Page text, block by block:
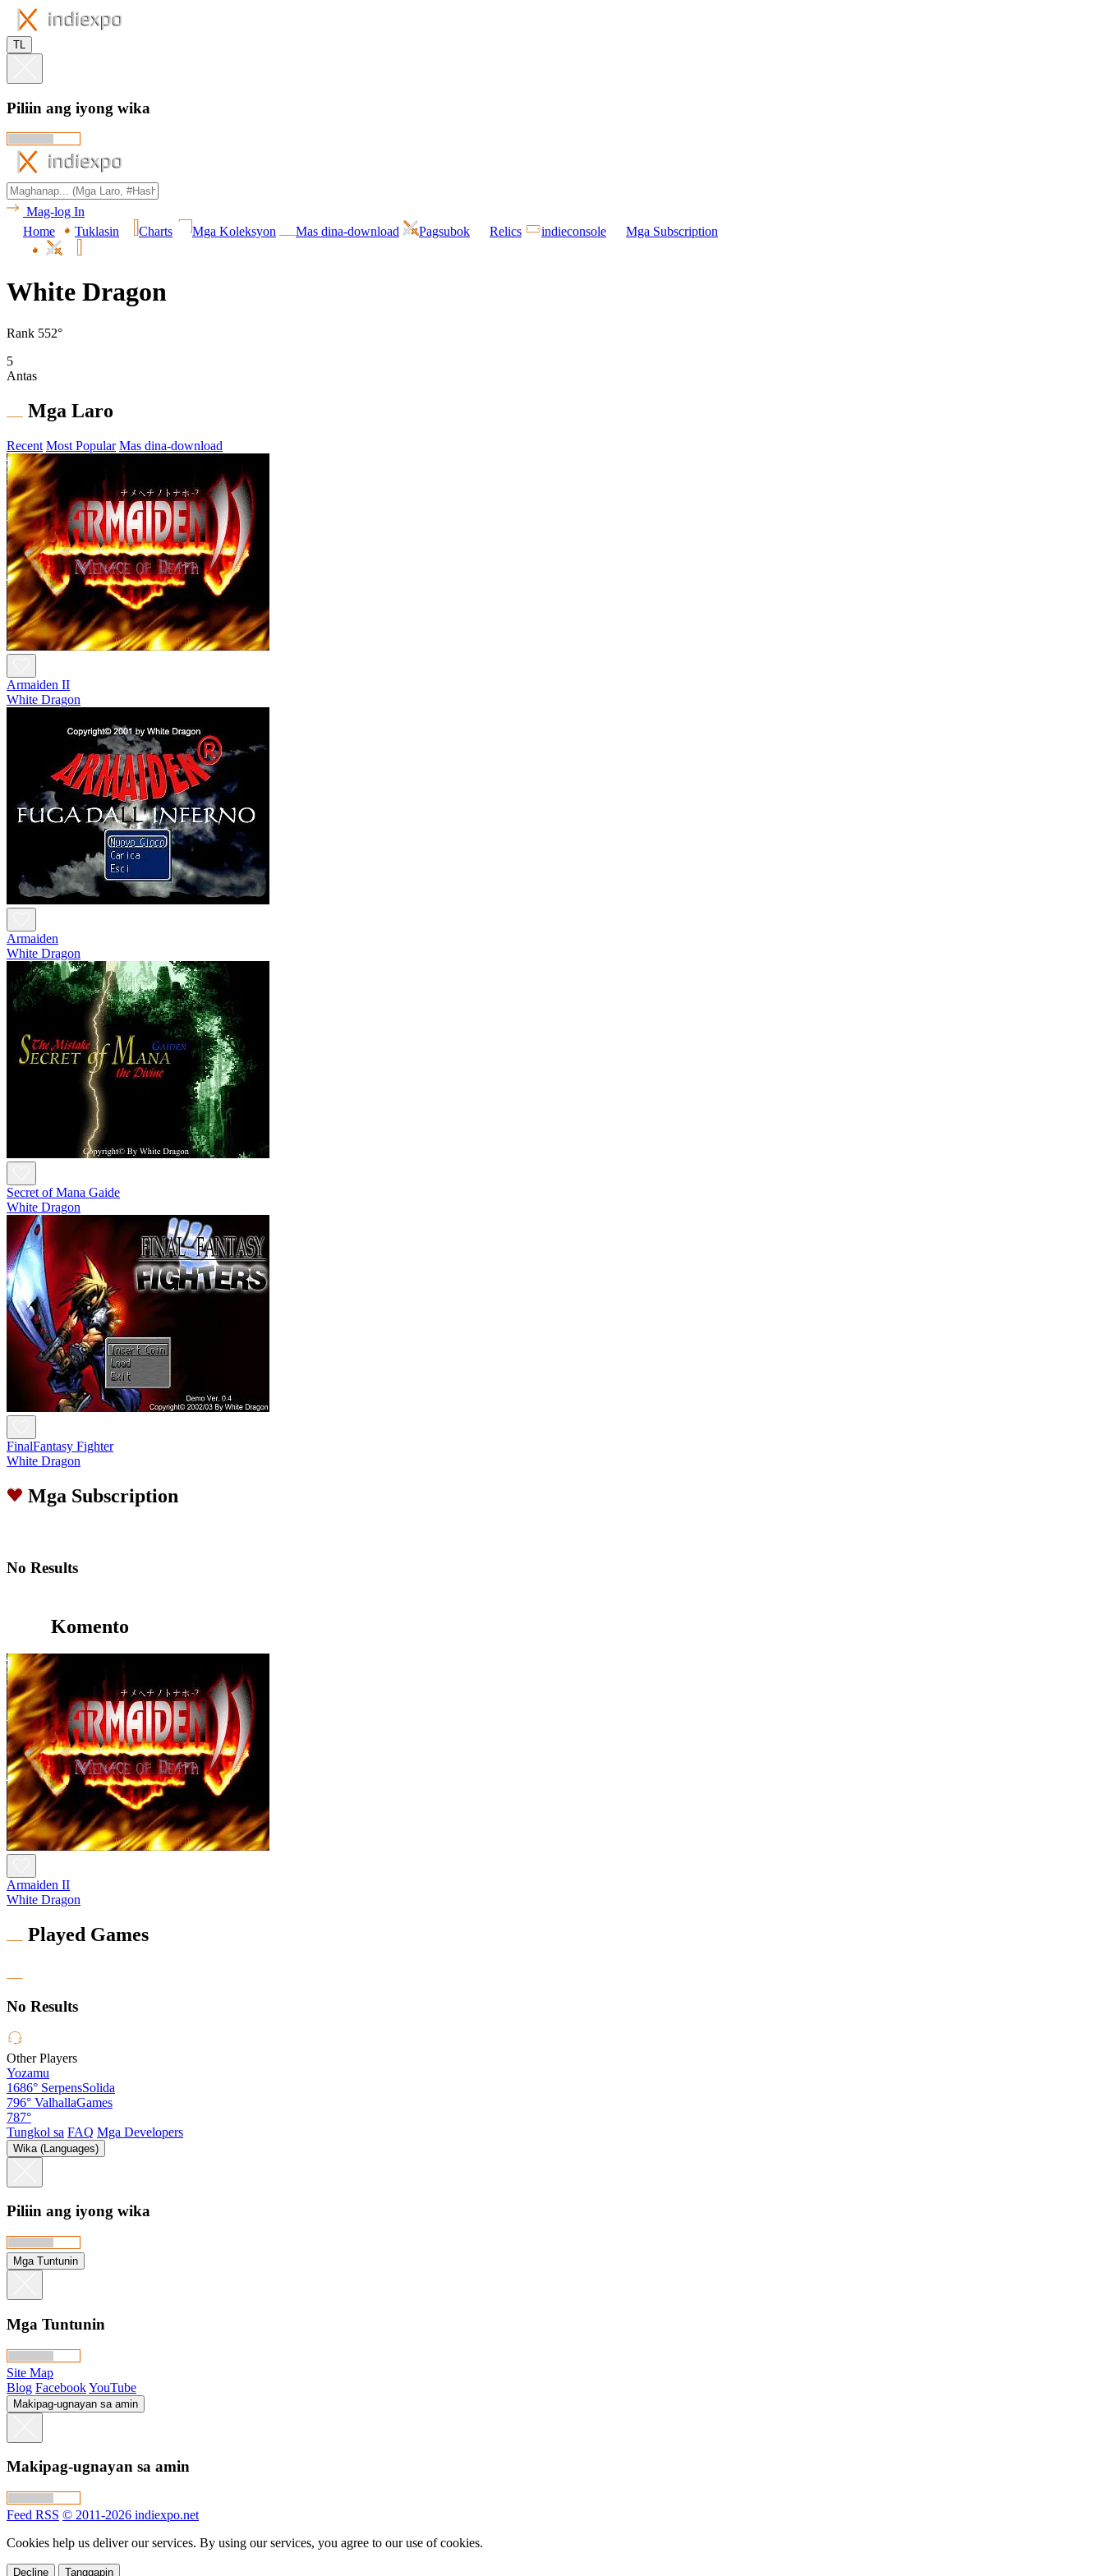
TL
Piliin ang iyong wika
Mag-log In
Home
Tuklasin Charts Mga Koleksyon Mas dina-download Pagsubok Relics indieconsole Mga Subscription
White Dragon
Rank 552°
5
Antas
Mga Laro
Recent Most Popular Mas dina-download
Armaiden II
White Dragon
Armaiden
White Dragon
Secret of Mana Gaide
White Dragon
FinalFantasy Fighter
White Dragon
Mga Subscription
No Results
Komento
Armaiden II
White Dragon
Played Games
No Results
Other Players
Yozamu
1686° SerpensSolida
796° ValhallaGames
787°
Tungkol sa FAQ Mga Developers
Wika (Languages)
Piliin ang iyong wika
Mga Tuntunin
Mga Tuntunin
Site Map
Blog FacebookYouTube
Makipag-ugnayan sa amin
Makipag-ugnayan sa amin
Feed RSS © 2011-2026 indiexpo.net
Cookies help us deliver our services. By using our services, you agree to our use of cookies.
Decline Tanggapin